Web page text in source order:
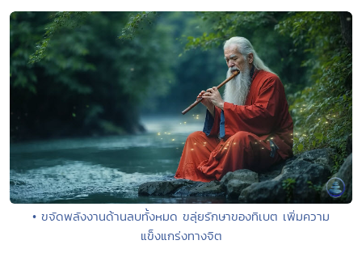
• ขจัดพลังงานด้านลบทั้งหมด ขลุ่ยรักษาของทิเบต เพิ่มความ
แข็งแกร่งทางจิต